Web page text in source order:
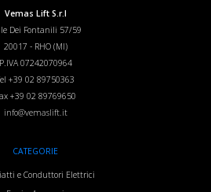
Vemas Lift S.r.l
Dei Fontanili 57/59
20017 - RHO (MI)
P.IVA 07242070964
+39 02 89750363
+39 02 89769650
info@vemaslift.it
CATEGORIE
e Conduttori Elettrici